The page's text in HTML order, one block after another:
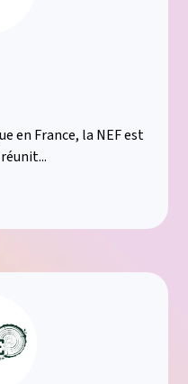
en France, la NEF est